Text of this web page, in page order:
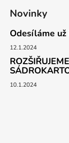
Novinky
Odesíláme
12.1.2024
10.1.2024